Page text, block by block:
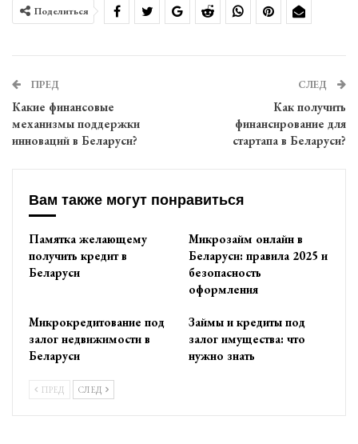
Поделиться
ПРЕД
Какие финансовые
механизмы поддержки
инноваций в Беларуси?
СЛЕД
Как получить
финансирование для
стартапа в Беларуси?
Вам также могут понравиться
Памятка желающему
получить кредит в
Беларуси
Микрозайм онлайн в
Беларуси: правила 2025 и
безопасность
оформления
Микрокредитование под
залог недвижимости в
Беларуси
Займы и кредиты под
залог имущества: что
нужно знать
ПРЕД СЛЕД